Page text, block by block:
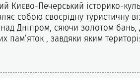
Києво-Печерський історико-
собою своєрідну туристичну
Дніпром, сяючи золотом
пам’яток , завдяки яким